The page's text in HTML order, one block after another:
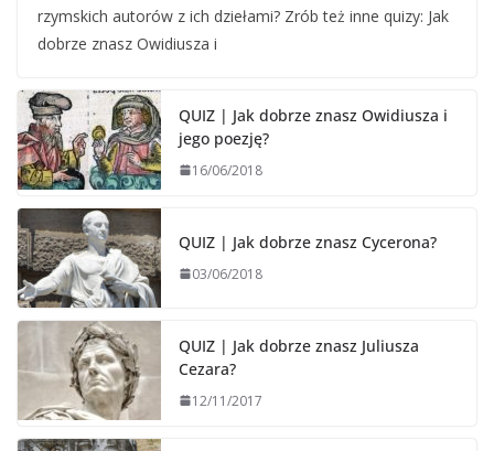
rzymskich autorów z ich dziełami? Zrób też inne quizy: Jak
dobrze znasz Owidiusza i
QUIZ | Jak dobrze znasz Owidiusza i
jego poezję?
16/06/2018
QUIZ | Jak dobrze znasz Cycerona?
03/06/2018
QUIZ | Jak dobrze znasz Juliusza
Cezara?
12/11/2017